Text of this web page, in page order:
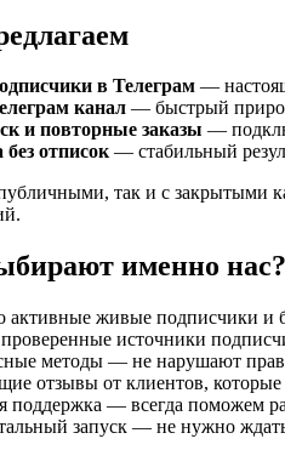
в Телеграм —
канал — быстрый
и повторные заказы —
отписок— стабильный
так и с закрытыми
именно нас?
активные живые подписчики и
источники
методы — не нарушают
отзывы от клиентов,
поддержка — всегда поможем
запуск — не нужно ждать